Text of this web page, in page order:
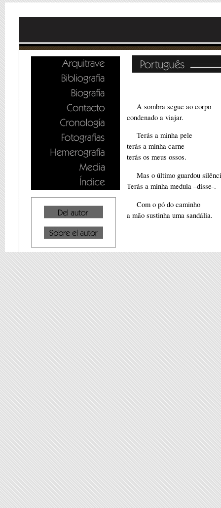
A sombra segue ao corpo
condenado a viajar.
Terás a minha pele
terás a minha carne
terás os meus ossos.
Mas o último guardou
Terás a minha medula –disse-.
Com o pó do caminho
a mão sustinha uma sandália.